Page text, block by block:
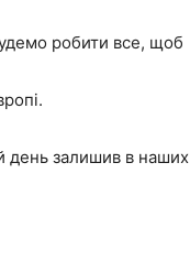
робити все, щоб
день залишив в наших